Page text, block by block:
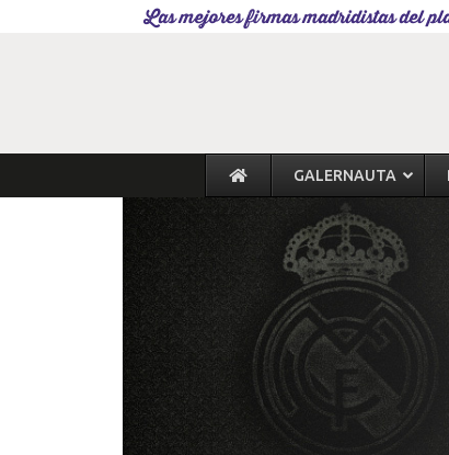
Las mejores firmas madridistas del
GALERNAUTA